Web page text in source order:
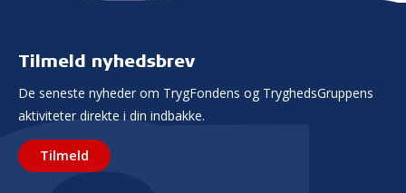
Tilmeld nyhedsbrev
De seneste nyheder om TrygFondens og TryghedsGruppens
aktiviteter direkte i din indbakke.
Tilmeld